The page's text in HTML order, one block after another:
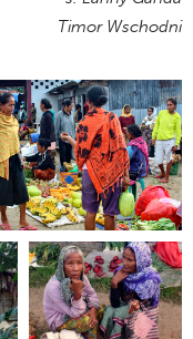
Timor Wschodni